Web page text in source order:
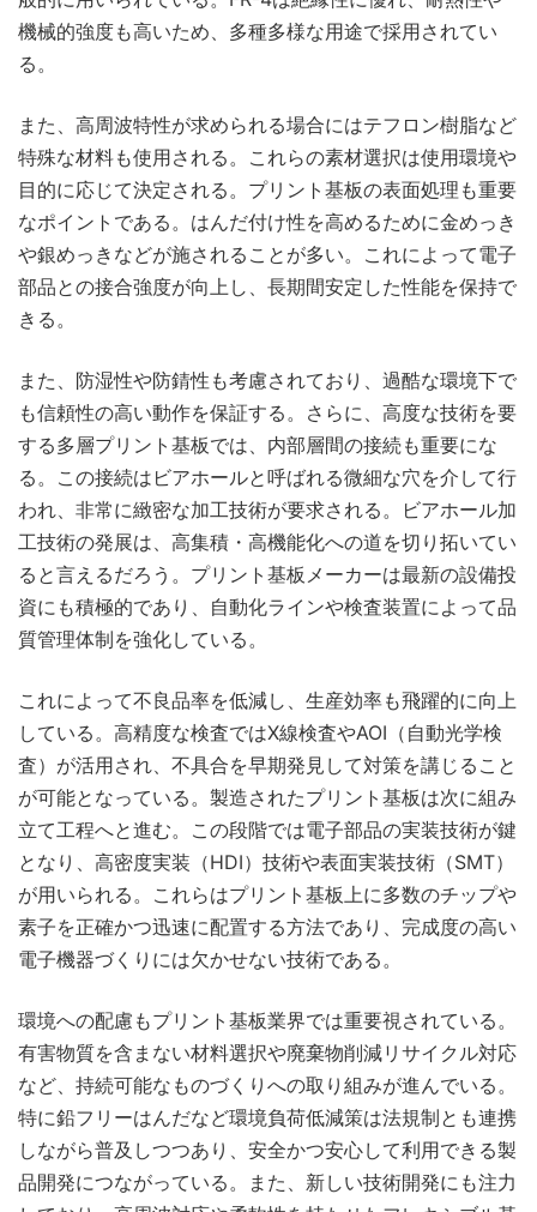
機械的強度も高いため、多種多様な用途で採用されてい
る。
また、高周波特性が求められる場合にはテフロン樹脂など
特殊な材料も使用される。これらの素材選択は使用環境や
目的に応じて決定される。プリント基板の表面処理も重要
なポイントである。はんだ付け性を高めるために金めっき
や銀めっきなどが施されることが多い。これによって電子
部品との接合強度が向上し、長期間安定した性能を保持で
きる。
また、防湿性や防錆性も考慮されており、過酷な環境下で
も信頼性の高い動作を保証する。さらに、高度な技術を要
する多層プリント基板では、内部層間の接続も重要にな
る。この接続はビアホールと呼ばれる微細な穴を介して行
われ、非常に緻密な加工技術が要求される。ビアホール加
工技術の発展は、高集積・高機能化への道を切り拓いてい
ると言えるだろう。プリント基板メーカーは最新の設備投
資にも積極的であり、自動化ラインや検査装置によって品
質管理体制を強化している。
これによって不良品率を低減し、生産効率も飛躍的に向上
している。高精度な検査ではX線検査やAOI（自動光学検
査）が活用され、不具合を早期発見して対策を講じること
が可能となっている。製造されたプリント基板は次に組み
立て工程へと進む。この段階では電子部品の実装技術が鍵
となり、高密度実装（HDI）技術や表面実装技術（SMT）
が用いられる。これらはプリント基板上に多数のチップや
素子を正確かつ迅速に配置する方法であり、完成度の高い
電子機器づくりには欠かせない技術である。
環境への配慮もプリント基板業界では重要視されている。
有害物質を含まない材料選択や廃棄物削減リサイクル対応
など、持続可能なものづくりへの取り組みが進んでいる。
特に鉛フリーはんだなど環境負荷低減策は法規制とも連携
しながら普及しつつあり、安全かつ安心して利用できる製
品開発につながっている。また、新しい技術開発にも注力